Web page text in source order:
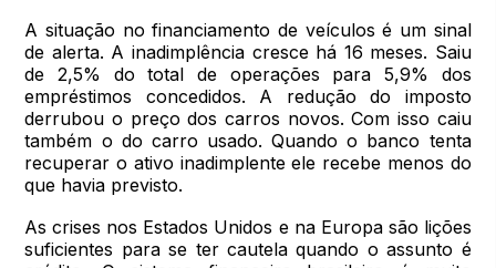
A situação no financiamento de veículos é um sinal
de alerta. A inadimplência cresce há 16 meses. Saiu
de 2,5% do total de operações para 5,9% dos
empréstimos concedidos. A redução do imposto
derrubou o preço dos carros novos. Com isso caiu
também o do carro usado. Quando o banco tenta
recuperar o ativo inadimplente ele recebe menos do
que havia previsto.
As crises nos Estados Unidos e na Europa são lições
suficientes para se ter cautela quando o assunto é